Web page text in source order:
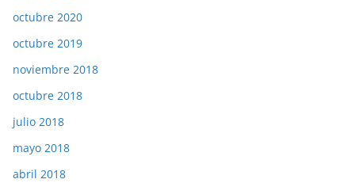
octubre 2020
octubre 2019
noviembre 2018
octubre 2018
julio 2018
mayo 2018
abril 2018